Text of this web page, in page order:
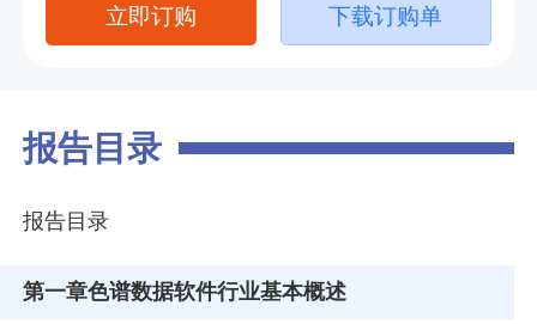
立即订购 下载订购单
报告目录
报告目录
第一章色谱数据软件行业基本概述